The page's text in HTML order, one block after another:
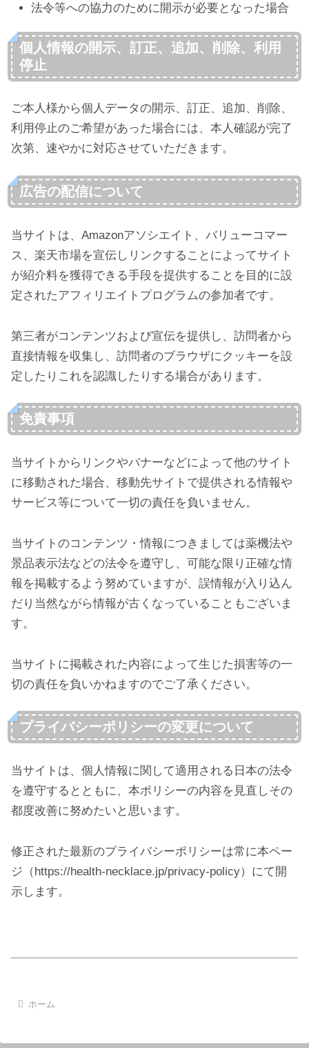
法令等への協力のために開示が必要となった場合
個人情報の開示、訂正、追加、削除、利用
停止
ご本人様から個人データの開示、訂正、追加、削除、
利用停止のご希望があった場合には、本人確認が完了
次第、速やかに対応させていただきます。
広告の配信について
当サイトは、Amazonアソシエイト、バリューコマー
ス、楽天市場を宣伝しリンクすることによってサイト
が紹介料を獲得できる手段を提供することを目的に設
定されたアフィリエイトプログラムの参加者です。
第三者がコンテンツおよび宣伝を提供し、訪問者から
直接情報を収集し、訪問者のブラウザにクッキーを設
定したりこれを認識したりする場合があります。
免責事項
当サイトからリンクやバナーなどによって他のサイト
に移動された場合、移動先サイトで提供される情報や
サービス等について一切の責任を負いません。
当サイトのコンテンツ・情報につきましては薬機法や
景品表示法などの法令を遵守し、可能な限り正確な情
報を掲載するよう努めていますが、誤情報が入り込ん
だり当然ながら情報が古くなっていることもございま
す。
当サイトに掲載された内容によって生じた損害等の一
切の責任を負いかねますのでご了承ください。
プライバシーポリシーの変更について
当サイトは、個人情報に関して適用される日本の法令
を遵守するとともに、本ポリシーの内容を見直しその
都度改善に努めたいと思います。
修正された最新のプライバシーポリシーは常に本ペー
ジ（https://health-necklace.jp/privacy-policy）にて開
示します。
ホーム